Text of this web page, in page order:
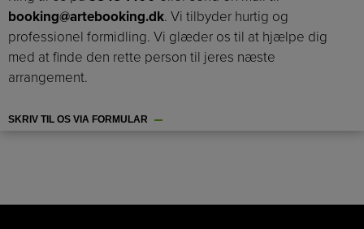
booking@artebooking.dk. Vi tilbyder hurtig og
professionel formidling. Vi glæder os til at hjælpe dig
med at finde den rette person til jeres næste
arrangement.
SKRIV TIL OS VIA FORMULAR